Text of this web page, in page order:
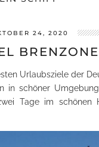
24, 2020
Urlaubsziele der
in schöner
Tage im schönen